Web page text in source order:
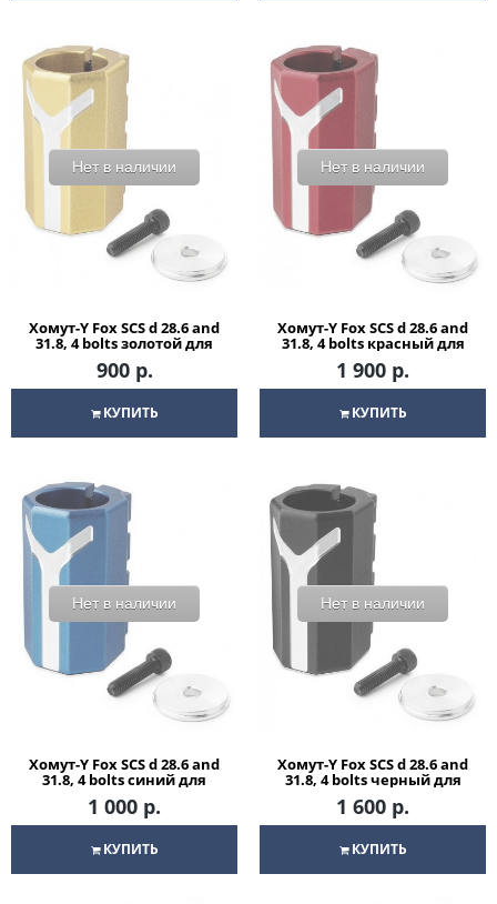
Нет в наличии
Хомут-Y Fox SCS d 28.6 and
31.8, 4 bolts золотой для
трюкового самоката
900 р.
КУПИТЬ
Нет в наличии
Хомут-Y Fox SCS d 28.6 and
31.8, 4 bolts красный для
трюкового самоката
1 900 р.
КУПИТЬ
Нет в наличии
Хомут-Y Fox SCS d 28.6 and
31.8, 4 bolts синий для
трюкового самоката
1 000 р.
КУПИТЬ
Нет в наличии
Хомут-Y Fox SCS d 28.6 and
31.8, 4 bolts черный для
трюкового самоката
1 600 р.
КУПИТЬ